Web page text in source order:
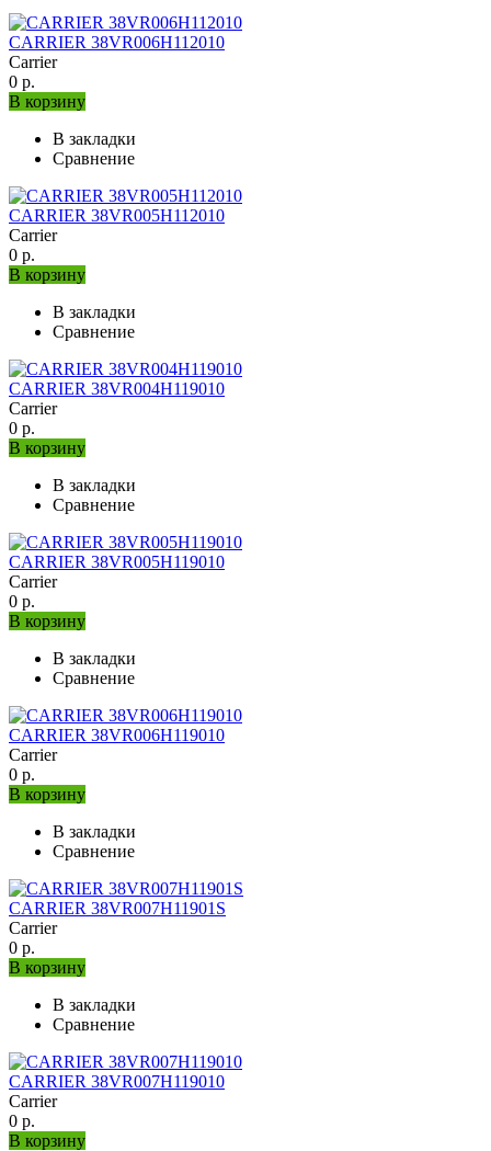
CARRIER 38VR006H112010
Carrier
0 р.
В корзину
В закладки
Сравнение
CARRIER 38VR005H112010
Carrier
0 р.
В корзину
В закладки
Сравнение
CARRIER 38VR004H119010
Carrier
0 р.
В корзину
В закладки
Сравнение
CARRIER 38VR005H119010
Carrier
0 р.
В корзину
В закладки
Сравнение
CARRIER 38VR006H119010
Carrier
0 р.
В корзину
В закладки
Сравнение
CARRIER 38VR007H11901S
Carrier
0 р.
В корзину
В закладки
Сравнение
CARRIER 38VR007H119010
Carrier
0 р.
В корзину